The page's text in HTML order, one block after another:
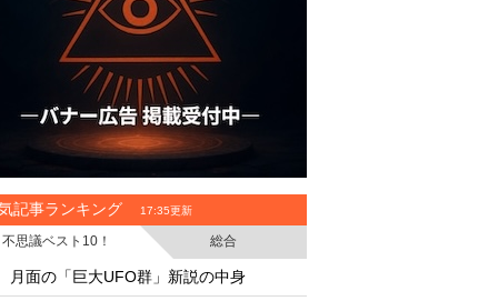
記事ランキング 17:35更新
不思議ベスト10！
総合
・
月面の「巨大UFO群」新説の中身